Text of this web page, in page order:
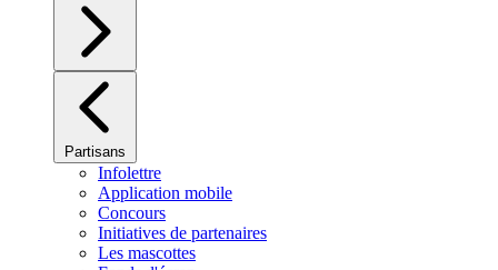
Partisans
Infolettre
Application mobile
Concours
Initiatives de partenaires
Les mascottes